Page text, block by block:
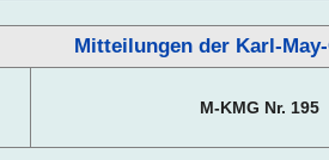
Mitteilungen der Karl-
M-KMG Nr. 195